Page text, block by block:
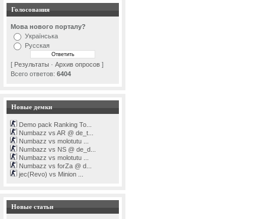
Голосования
Мова нового порталу?
Українська
Русская
[ Результаты · Архив опросов ]
Всего ответов: 6404
Новые демки
Demo pack Ranking To...
Numbazz vs AR @ de_t...
Numbazz vs molotutu ...
Numbazz vs NS @ de_d...
Numbazz vs molotutu ...
Numbazz vs forZa @ d...
jec(Revo) vs Minion ...
Новые статьи